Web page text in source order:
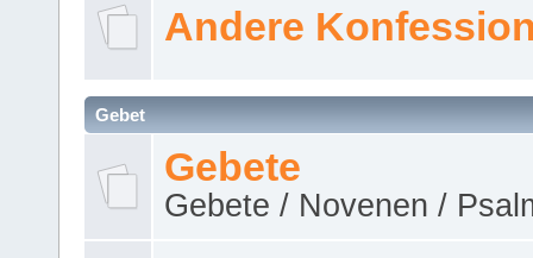
Andere
Gebet
Gebete
Gebete / Novenen /